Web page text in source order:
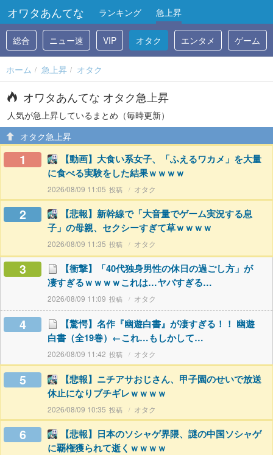
オワタあんてな ランキング 急上昇
総合 ニュー速 VIP オタク エンタメ ゲーム
ホーム 急上昇 オタク
オワタあんてな オタク急上昇
人気が急上昇しているまとめ（毎時更新）
オタク急上昇
1
【動画】大食い系女子、「ふえるワカメ」を大量
に食べる実験をした結果ｗｗｗｗ
2026/08/09 11:05 オタク
2
【悲報】新幹線で「大音量でゲーム実況する息
子」の母親、セクシーすぎて草ｗｗｗｗ
2026/08/09 11:35 オタク
3
【衝撃】「40代独身男性の休日の過ごし方」が
凄すぎるｗｗｗｗこれは…ヤバすぎる…
2026/08/09 11:09 オタク
4
【驚愕】名作『幽遊白書』が凄すぎる！！ 幽遊
白書（全19巻）←これ…もしかして…
2026/08/09 11:42 オタク
5
【悲報】ニチアサおじさん、甲子園のせいで放送
休止になりブチギレｗｗｗｗ
2026/08/09 10:35 オタク
6
【悲報】日本のソシャゲ界隈、謎の中国ソシャゲ
に覇権獲られて逝くｗｗｗｗ